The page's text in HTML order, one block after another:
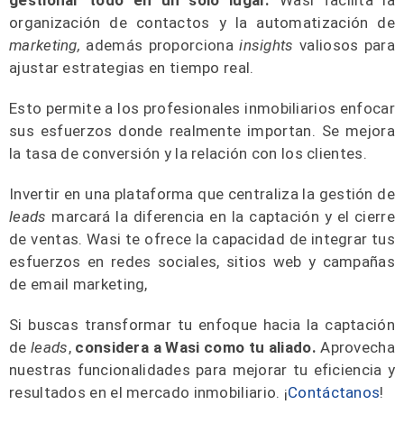
organización de contactos y la automatización de
marketing, además proporcionainsightsvaliosos para
ajustar estrategias en tiempo real.
Esto permite a los profesionales inmobiliarios enfocar
sus esfuerzos donde realmente importan. Se mejora
la tasa de conversión y la relación con los clientes.
Invertir en una plataforma que centraliza la gestión de
leads marcará la diferencia en la captación y el cierre
de ventas. Wasi te ofrece la capacidad de integrar tus
esfuerzos en redes sociales, sitios web y campañas
de email marketing,
Si buscas transformar tu enfoque hacia la captación
deleads, considera a Wasi como tu aliado.Aprovecha
nuestras funcionalidades para mejorar tu eficiencia y
resultados en el mercado inmobiliario. ¡Contáctanos!